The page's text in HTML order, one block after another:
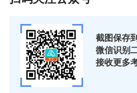
代表队实行领队负责制，所有成员
统、本单位所属人员，不得从外借
时间另行通知）
截图保存
微信识别
接收更多